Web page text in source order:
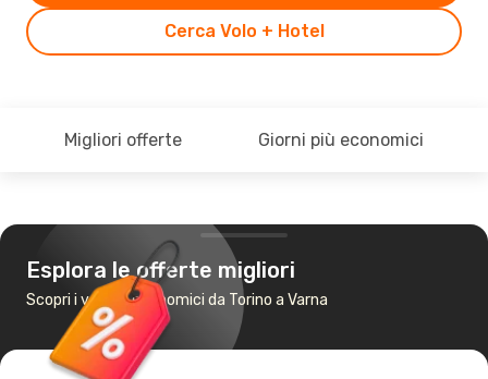
Cerca Volo + Hotel
Migliori offerte Giorni più economici
Esplora le offerte migliori
Scopri i voli più economici da Torino a Varna